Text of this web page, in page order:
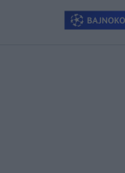
Exek